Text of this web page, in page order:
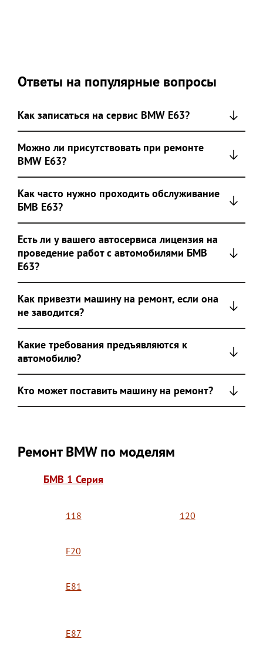
Ответы на популярные вопросы
Как записаться на сервис BMW E63?
Можно ли присутствовать при ремонте
BMW E63?
Как часто нужно проходить обслуживание
БМВ Е63?
Есть ли у вашего автосервиса лицензия на
проведение работ с автомобилями БМВ
Е63?
Как привезти машину на ремонт, если она
не заводится?
Какие требования предъявляются к
автомобилю?
Кто может поставить машину на ремонт?
Ремонт BMW по моделям
БМВ 1 Серия
118 120
F20
E81
E87